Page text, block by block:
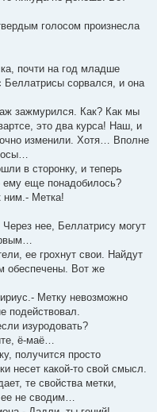
голосом произнесла
почти на год младше
сорвался, и она
зажмурился. Как? Как мы
это два курса! Наш, и
изменили. Хотя… Вполне
в сторонку, и теперь
ему еще понадобилось?
ним.- Метка!
нее, Беллатрису могут
ее грохнут свои. Найдут
обеспечены. Вот же
Метку невозможно
подействовал.
изуродовать?
ё-маё…
получится просто
несет какой-то свой смысл.
те свойства метки,
не сводим…